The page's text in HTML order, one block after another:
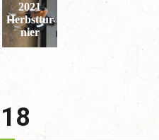
2021
Herbsttur
nier